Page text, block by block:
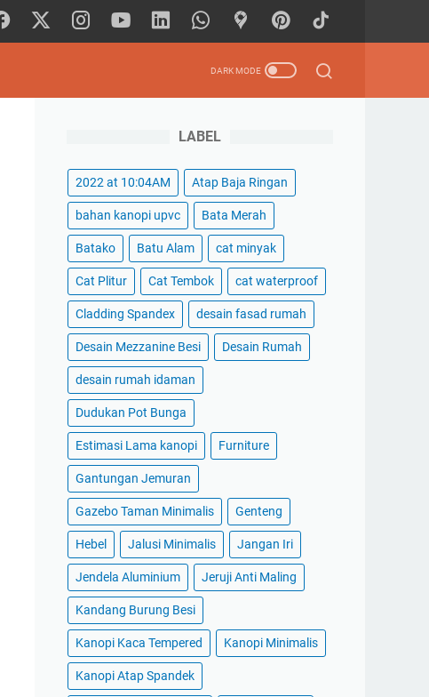
LABEL
2022 at 10:04AM Atap Baja Ringan
bahan kanopi upvc Bata Merah
Batako Batu Alam cat minyak
Cat Plitur Cat Tembok cat waterproof
Cladding Spandex desain fasad rumah
Desain Mezzanine Besi Desain Rumah
desain rumah idaman
Dudukan Pot Bunga
Estimasi Lama kanopi Furniture
Gantungan Jemuran
Gazebo Taman Minimalis Genteng
Hebel Jalusi Minimalis Jangan Iri
Jendela Aluminium Jeruji Anti Maling
Kandang Burung Besi
Kanopi Kaca Tempered Kanopi Minimalis
Kanopi Atap Spandek